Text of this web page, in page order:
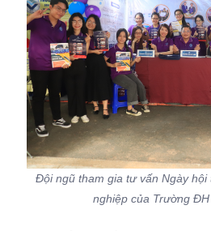
Đội ngũ tham gia tư vấn Ngày
nghiệp của Trường